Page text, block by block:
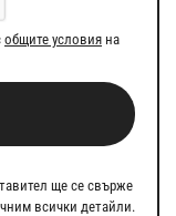
общите условия на
ще се свърже
всички детайли.